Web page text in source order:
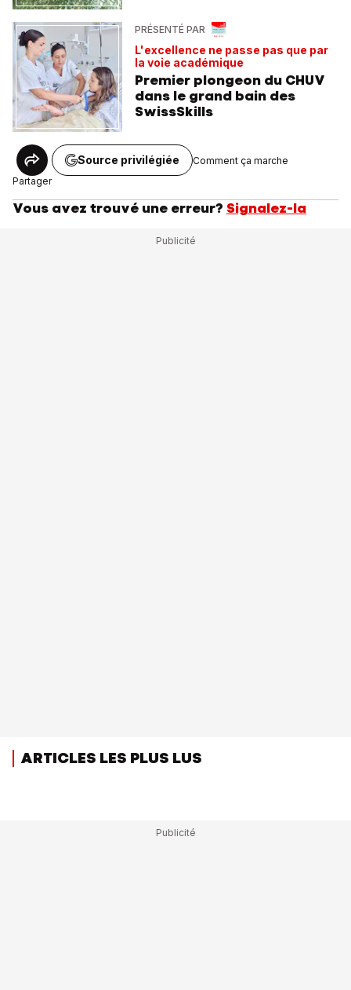
PRÉSENTÉ PAR
L'excellence ne passe pas que par
la voie académique
Premier plongeon du CHUV
dans le grand bain des
SwissSkills
Partager
Source privilégiée Comment ça marche
Vous avez trouvé une erreur? Signalez-la
ARTICLES LES PLUS LUS